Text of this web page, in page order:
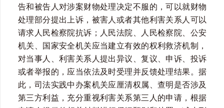
告和被告人对涉案财物处理决定不服的，可以就财物
处理部分提出上诉，被害人或者其他利害关系人可以
请求人民检察院抗诉；人民法院、人民检察院、公安
机关、国家安全机关应当建立有效的权利救济机制，
对当事人、利害关系人提出异议、复议、申诉、投诉
或者举报的，应当依法及时受理并反馈处理结果。据
此，司法实践中办案机关应厘清权属、查明是否涉及
第三方利益，充分重视利害关系第三人的申请，根据